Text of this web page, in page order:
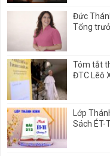
Đức
Tổng
Tóm tắt
ĐTC Lêô
Lớp
Sách ÉT-